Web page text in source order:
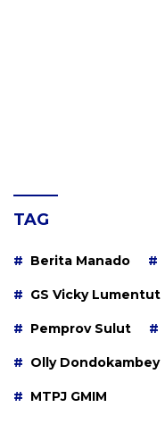
TAG
Berita Manado
GS Vicky Lumentut
Pemprov Sulut
Olly Dondokambey
MTPJ GMIM